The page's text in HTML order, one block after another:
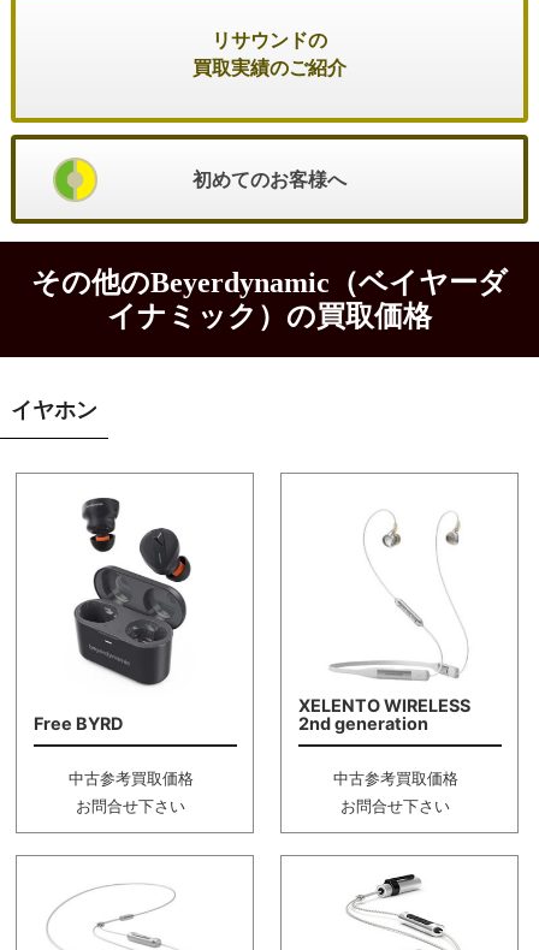
リサウンドの
買取実績のご紹介
初めてのお客様へ
その他のBeyerdynamic（ベイヤーダ
イナミック）の買取価格
イヤホン
Free BYRD
中古参考買取価格
お問合せ下さい
XELENTO WIRELESS
2nd generation
中古参考買取価格
お問合せ下さい